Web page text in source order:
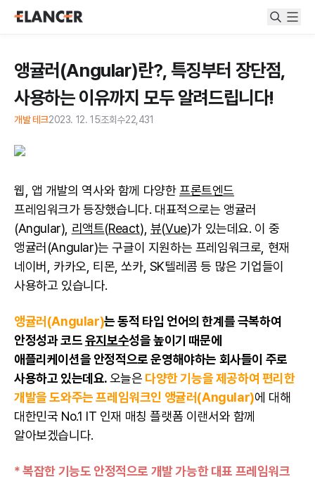
앵귤러(Angular)란?, 특징부터 장단점,
사용하는 이유까지 모두 알려드립니다!
개발 테크2023. 12. 15조회수22,431
웹, 앱 개발의 역사와 함께 다양한 프론트엔드
프레임워크가 등장했습니다. 대표적으로는 앵귤러
(Angular), 리액트(React), 뷰(Vue)가 있는데요. 이 중
앵귤러(Angular)는 구글이 지원하는 프레임워크로, 현재
네이버, 카카오, 티몬, 쏘카, SK텔레콤 등 많은 기업들이
사용하고 있습니다.
앵귤러(Angular)는 동적 타입 언어의 한계를 극복하여
안정성과 코드유지보수성을 높이기 때문에
애플리케이션을 안정적으로 운영해야하는 회사들이 주로
사용하고 있는데요.오늘은 다양한 기능을 제공하여 편리한
개발을 도와주는 프레임워크인 앵귤러(Angular)에 대해
대한민국 No.1 IT 인재 매칭 플랫폼 이랜서와 함께
알아보겠습니다.
* 복잡한 기능도 안정적으로 개발 가능한 대표 프레임워크